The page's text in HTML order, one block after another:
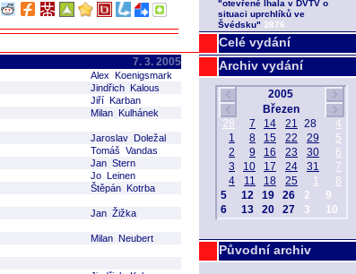
Celé vydání
Archiv vydání
Původní archiv
7. 3. 2005
Alex Koenigsmark
Jindřich Kalous
Jiří Karban
Milan Kulhánek
Jaroslav Doležal
Tomáš Vandas
Jan Stern
Jo Leinen
Štěpán Kotrba
Jan Žižka
Milan Neubert